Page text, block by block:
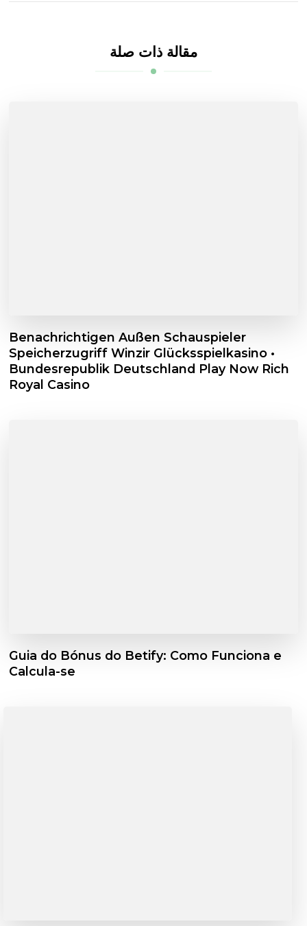
مقالة ذات صلة
Benachrichtigen Außen Schauspieler
Speicherzugriff Winzir Glücksspielkasino •
Bundesrepublik Deutschland Play Now Rich
Royal Casino
Guia do Bónus do Betify: Como Funciona e
Calcula-se